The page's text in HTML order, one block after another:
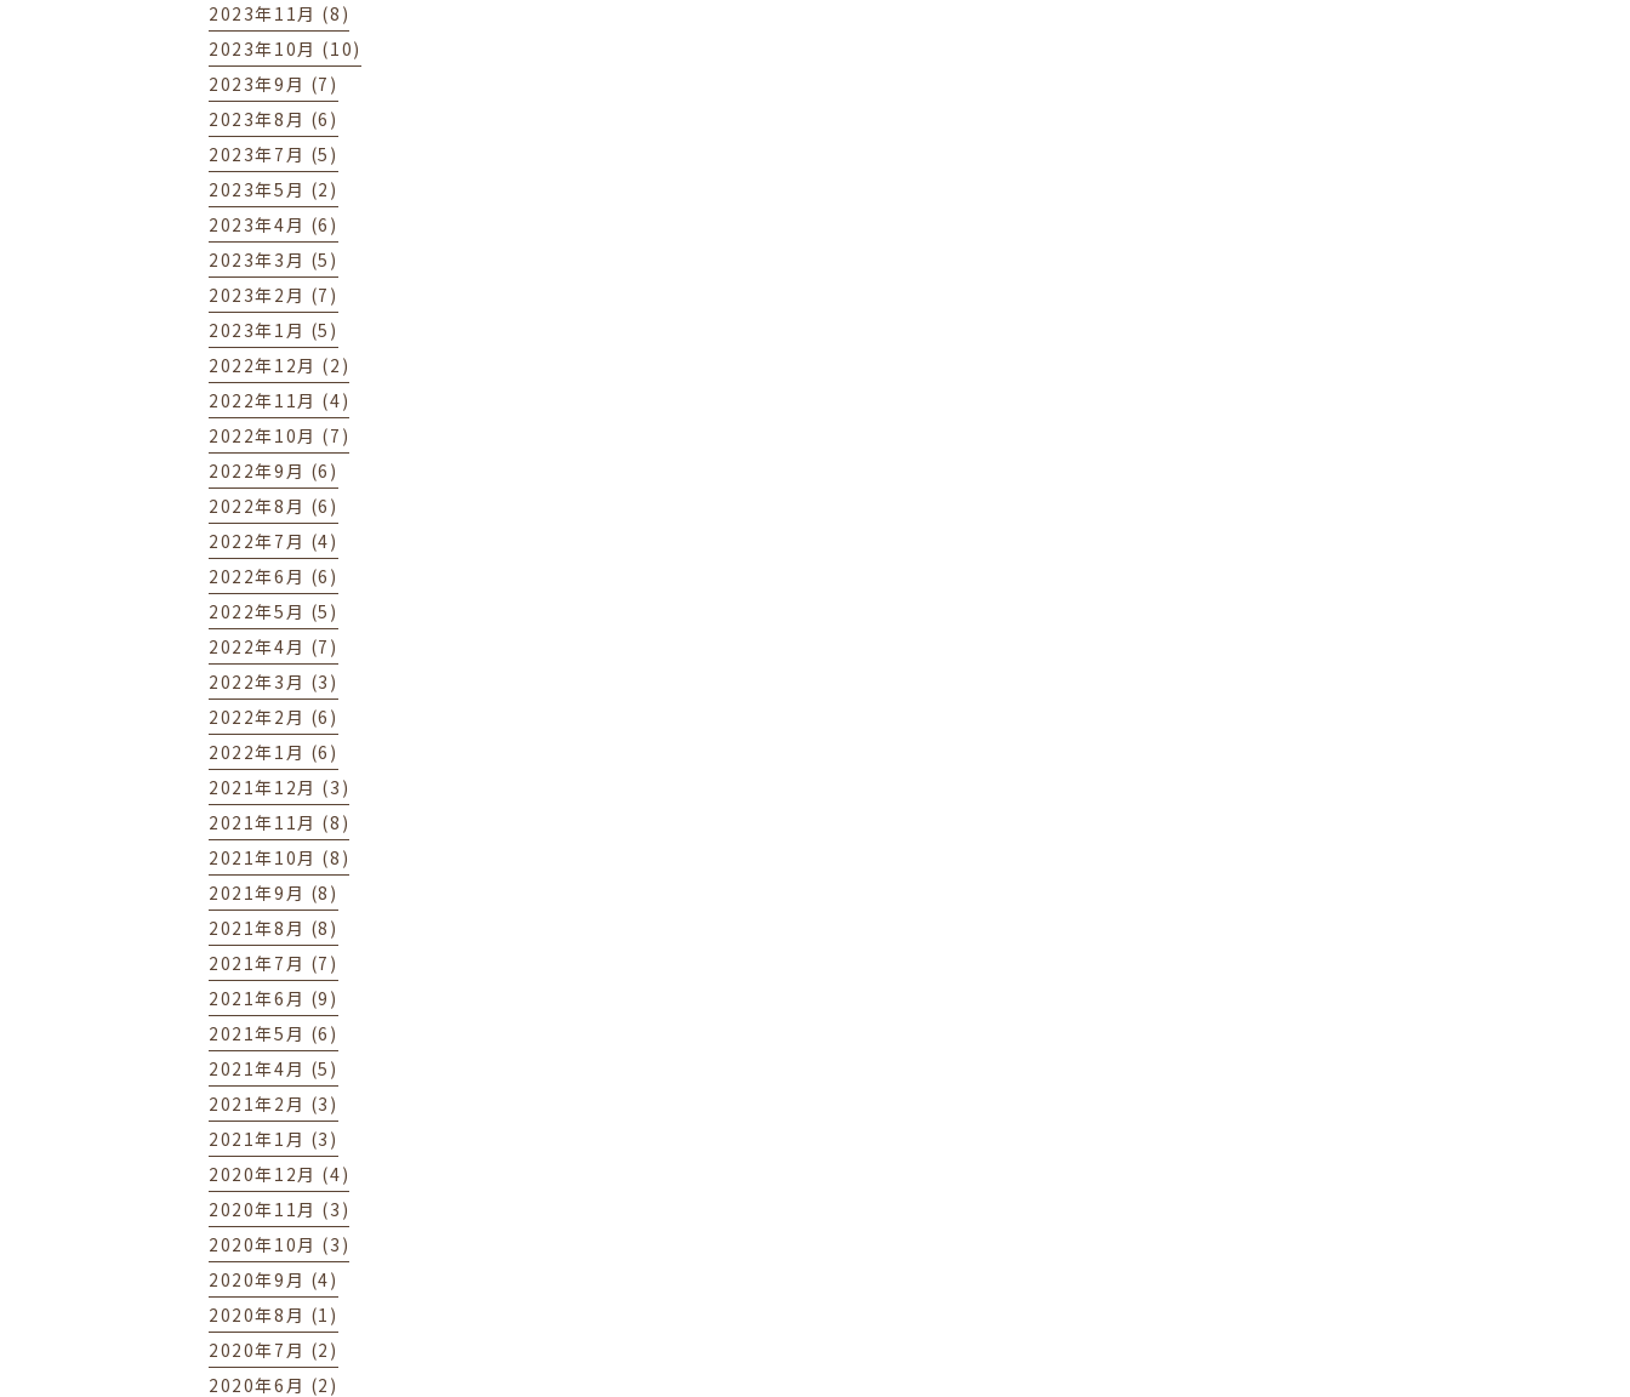
2023年11月 (8)
2023年10月 (10)
2023年9月 (7)
2023年8月 (6)
2023年7月 (5)
2023年5月 (2)
2023年4月 (6)
2023年3月 (5)
2023年2月 (7)
2023年1月 (5)
2022年12月 (2)
2022年11月 (4)
2022年10月 (7)
2022年9月 (6)
2022年8月 (6)
2022年7月 (4)
2022年6月 (6)
2022年5月 (5)
2022年4月 (7)
2022年3月 (3)
2022年2月 (6)
2022年1月 (6)
2021年12月 (3)
2021年11月 (8)
2021年10月 (8)
2021年9月 (8)
2021年8月 (8)
2021年7月 (7)
2021年6月 (9)
2021年5月 (6)
2021年4月 (5)
2021年2月 (3)
2021年1月 (3)
2020年12月 (4)
2020年11月 (3)
2020年10月 (3)
2020年9月 (4)
2020年8月 (1)
2020年7月 (2)
2020年6月 (2)